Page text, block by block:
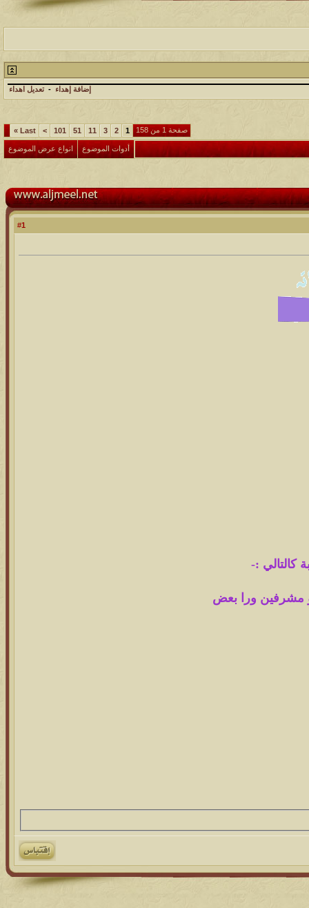
إضافة إهداء - تعديل اهداء
صفحة 1 من 158 1
2
3
11
51
101
>
Last
»
أدوات الموضوع انواع عرض الموضوع
1
كالتالي :-